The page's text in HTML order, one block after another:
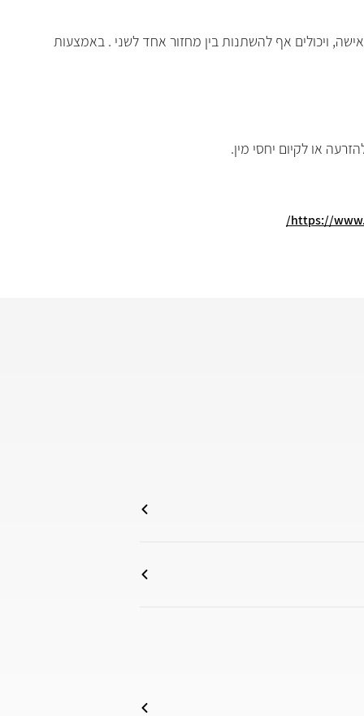
ויכולים אף להשתנות בין מחזור אחד לשני . באמצעות
או לקיום יחסי מין.
https://